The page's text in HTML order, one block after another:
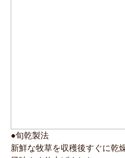
●旬乾製法
新鮮な牧草を収穫後すぐに乾